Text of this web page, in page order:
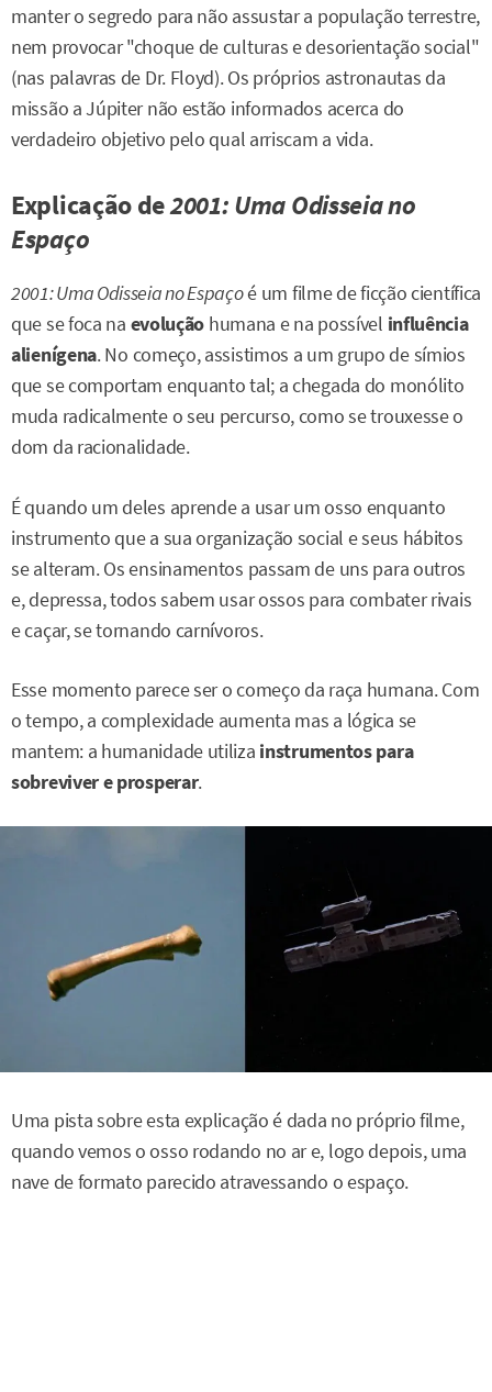
manter o segredo para não assustar a população terrestre,
nem provocar "choque de culturas e desorientação social"
(nas palavras de Dr. Floyd). Os próprios astronautas da
missão a Júpiter não estão informados acerca do
verdadeiro objetivo pelo qual arriscam a vida.
Explicação de2001: Uma Odisseia no
Espaço
2001: Uma Odisseia no Espaçoé um filme de ficção científica
que se foca na evolução humana e na possível influência
alienígena. No começo, assistimos a um grupo de símios
que se comportam enquanto tal; a chegada do monólito
muda radicalmente o seu percurso, como se trouxesse o
dom da racionalidade.
É quando um deles aprende a usar um osso enquanto
instrumento que a sua organização social e seus hábitos
se alteram. Os ensinamentos passam de uns para outros
e, depressa, todos sabem usar ossos para combater rivais
e caçar, se tornando carnívoros.
Esse momento parece ser o começo da raça humana. Com
o tempo, a complexidade aumenta mas a lógica se
mantem: a humanidade utiliza instrumentos para
sobreviver e prosperar.
Uma pista sobre esta explicação é dada no próprio filme,
quando vemos o osso rodando no ar e, logo depois, uma
nave de formato parecido atravessando o espaço.